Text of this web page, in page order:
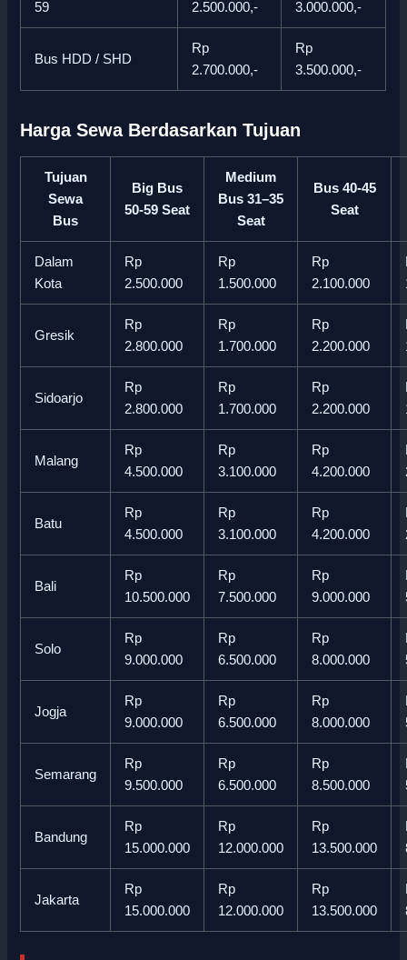
59
2.500.000,-
3.000.000,-
Bus HDD / SHD
Rp
2.700.000,-
Rp
3.500.000,-
Harga Sewa Berdasarkan Tujuan
Tujuan
Sewa
Bus
Big Bus
50-59 Seat
Medium
Bus 31–35
Seat
Bus 40-45
Seat
Dalam
Kota
Rp
2.500.000
Rp
1.500.000
Rp
2.100.000
Gresik
Rp
2.800.000
Rp
1.700.000
Rp
2.200.000
Sidoarjo
Rp
2.800.000
Rp
1.700.000
Rp
2.200.000
Malang
Rp
4.500.000
Rp
3.100.000
Rp
4.200.000
Batu
Rp
4.500.000
Rp
3.100.000
Rp
4.200.000
Bali
Rp
10.500.000
Rp
7.500.000
Rp
9.000.000
Solo
Rp
9.000.000
Rp
6.500.000
Rp
8.000.000
Jogja
Rp
9.000.000
Rp
6.500.000
Rp
8.000.000
Semarang
Rp
9.500.000
Rp
6.500.000
Rp
8.500.000
Bandung
Rp
15.000.000
Rp
12.000.000
Rp
13.500.000
Jakarta
Rp
15.000.000
Rp
12.000.000
Rp
13.500.000